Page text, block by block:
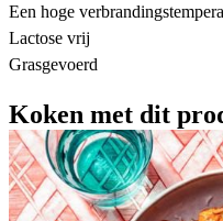
Een hoge
Lactose vrij
Grasgevoerd
Koken met dit